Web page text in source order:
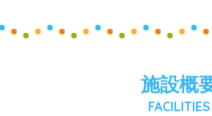
施設概
FACILITIES